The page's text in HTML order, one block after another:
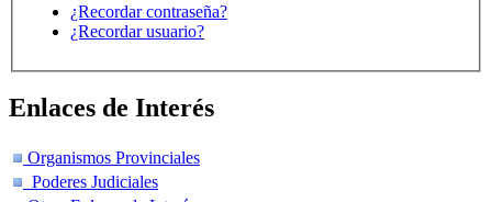
¿Recordar contraseña?
¿Recordar usuario?
Enlaces de Interés
Organismos Provinciales
Poderes Judiciales